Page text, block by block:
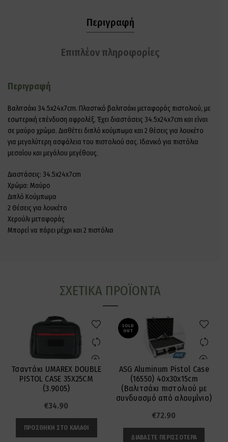
Περιγραφή
Επιπλέον πληροφορίες
Περιγραφή
Βαλιτσάκι 34.5x24x7cm. Πλαστικό βαλιτσάκι μεταφοράς πιστολιού, με
εσωτερική επένδυση αφρολέξ. Έχει διαστάσεις 34.5x24x7cm και είναι
σε μαύρο χρώμα. Διαθέτει διπλό κούμπωμα και 2 θέσεις για λουκέτο
για μεγαλύτερη ασφάλεια του πιστολιού σας. Ιδανικό για πιστόλια
μεσαίου και μεγάλου μεγέθους.
Διαστάσεις: 34.5x24x7cm
Χρώμα: Μαύρο
Διπλό Κούμπωμα
2 Θέσεις για λουκέτο
Χερούλι μεταφοράς
Μπορεί να πάρει μέχρι και 2 πιστόλια
ΣΧΕΤΙΚΆ ΠΡΟΪΌΝΤΑ
Τσαντάκι UMAREX DOUBLE
PISTOL CASE 35X25CM
(3.9005)
€34.90
ΠΡΟΣΘΉΚΗ ΣΤΟ ΚΑΛΆΘΙ
SOLD
OUT
ASG Aluminum Pistol Case
(16550) 40x30x15cm
(Βαλιτσάκι πιστολιού με
συνδυασμό από αλουμίνιο)
€72.90
ΔΙΑΒΆΣΤΕ ΠΕΡΙΣΣΌΤΕΡΑ